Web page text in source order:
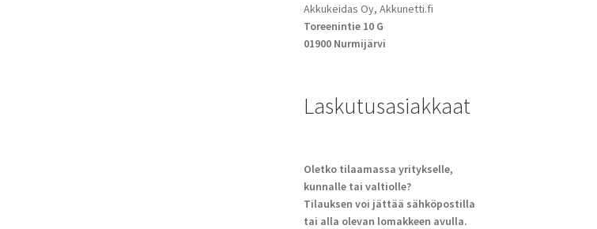
Akkukeidas Oy, Akkunetti.fi
Toreenintie 10 G
01900 Nurmijärvi
Laskutusasiakkaat
Oletko tilaamassa yritykselle,
kunnalle tai valtiolle?
Tilauksen voi jättää sähköpostilla
tai alla olevan lomakkeen avulla.